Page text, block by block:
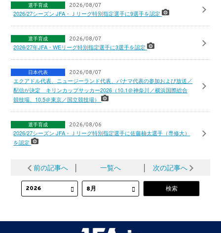
選手育成 2026/08/07
2026/27シーズン JFA・Ｊリーグ特別指定選手に9選手を認定
選手育成 2026/08/07
2026/27年JFA・WEリーグ特別指定選手に3選手を認定
日本代表 2026/08/07
エクアドル代表、ニュージーランド代表、パナマ代表の参加および放送／
配信が決定 キリンカップサッカー2026（10.1＠神奈川／横浜国際総合
競技場、10.5＠東京／国立競技場）
選手育成 2026/08/06
2026/27シーズン JFA・Ｊリーグ特別指定選手に佐藤柚太選手（専修大）
を認定
前の記事へ 一覧へ 次の記事へ